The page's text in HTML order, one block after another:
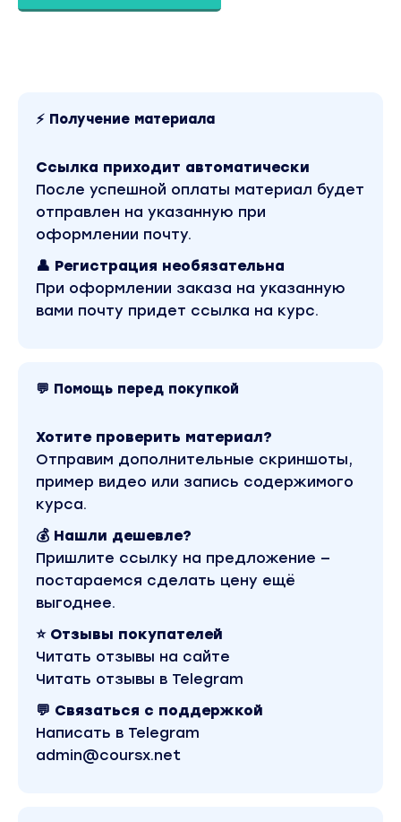
гайд по позированию
самозванца»
2. Практика: аудио-лекция
3. Онлайн сессия «Закрываем страхи в
реализации и проявлении»
4. Практика: аудио-лекция
5. Онлайн сессия «Повышаем самоценность
в работе с клиентом»
Блок Личный бренд фотографа
1. Основы бренд-мышления
3. Имидж и репутация
4. Мастермайнд
5. Голос личного бренда
6. Мастермайнд
7. Нативные продажи
8. Мастермайнд
Бонус:
Продуктивный нетворкинг
Вы находитесь на странице товара «Галина
Анисимова - Фотонизм. Тариф Базовый (2024)».
Это материал 2024 года. Оригинальная
стоимость курса у автора составляет 90000
рублей. В магазине Coursx.net данный материал
доступен за 890 рублей. Обучающий курс входит
в рубрику «Видео и фото». Другие материалы
автора «Галина Анисимова» можно найти через
поиск по сайту.
⚡ Получение материала
Ссылка приходит автоматически
После успешной оплаты материал будет
отправлен на указанную при
оформлении почту.
👤 Регистрация необязательна
При оформлении заказа на указанную
вами почту придет ссылка на курс.
💬 Помощь перед покупкой
Хотите проверить материал?
Отправим дополнительные скриншоты,
пример видео или запись содержимого
курса.
💰 Нашли дешевле?
Пришлите ссылку на предложение —
постараемся сделать цену ещё
выгоднее.
⭐ Отзывы покупателей
Читать отзывы на сайте
Читать отзывы в Telegram
💬 Связаться с поддержкой
Написать в Telegram
admin@coursx.net